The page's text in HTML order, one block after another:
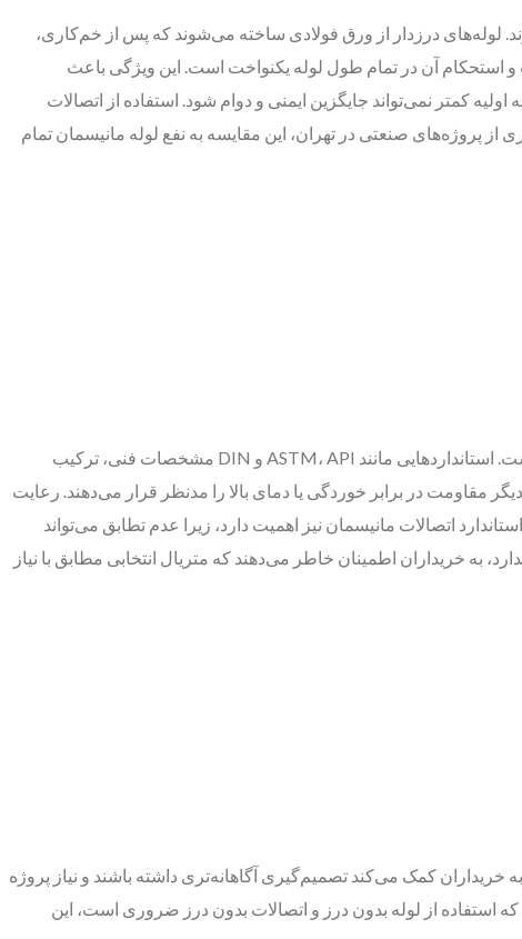
لوله‌های درزدار از ورق فولادی ساخته می‌شوند که پس از خم‌کاری،
آن در تمام طول لوله یکنواخت است. این ویژگی باعث
کمتر نمی‌تواند جایگزین ایمنی و دوام شود. استفاده از اتصالات
پروژه‌های صنعتی در تهران، این مقایسه به نفع لوله مانیسمان تمام
لوله مانیسمان بر اساس استانداردهای مختلفی تولید می‌شود که هرکدام کاربرد خاصی دارند و شناخت آن‌ها برای انتخاب درست ضروری است. استانداردهایی مانند ASTM، API و DIN مشخصات فنی، ترکیب
مقاومت در برابر خوردگی یا دمای بالا را مدنظر قرار می‌دهند. رعایت
اتصالات مانیسمان نیز اهمیت دارد، زیرا عدم تطابق می‌تواند
به خریداران اطمینان خاطر می‌دهند که متریال انتخابی مطابق با نیاز
کمک می‌کند تصمیم‌گیری آگاهانه‌تری داشته باشند و نیاز پروژه
استفاده از لوله بدون درز و اتصالات بدون درز ضروری است، این